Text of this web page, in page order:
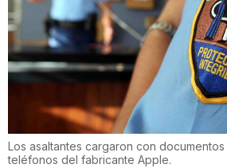
Los asaltantes cargaron con
teléfonos del fabricante Apple.